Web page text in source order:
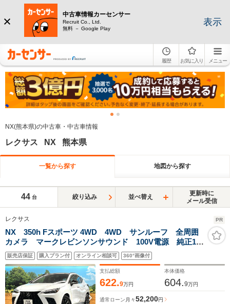
中古車情報カーセンサー
Recruit Co., Ltd.
無料 － Google Play
表示
履歴 お気に入り メニュー
NX(熊本県)の中古車・中古車情報
レクサス NX 熊本県
一覧から探す 地図から探す
44 台 絞り込み 並べ替え
更新時に
メール受信
レクサス PR
NX 350h Fスポーツ 4WD 4WD サンルーフ 全周囲
カメラ マークレビンソンサウンド 100V電源 純正14
型ナビ 衝突被害軽減システム レーダークルーズ 禁
煙車 電動リアゲート レザーシート 前席シートエア
コン ドラレコ
販売店保証 購入プラン付 オンライン相談可 360°画像付
支払総額
622.9万円
本体価格
604.9万円
通常ローン 月々52,200円